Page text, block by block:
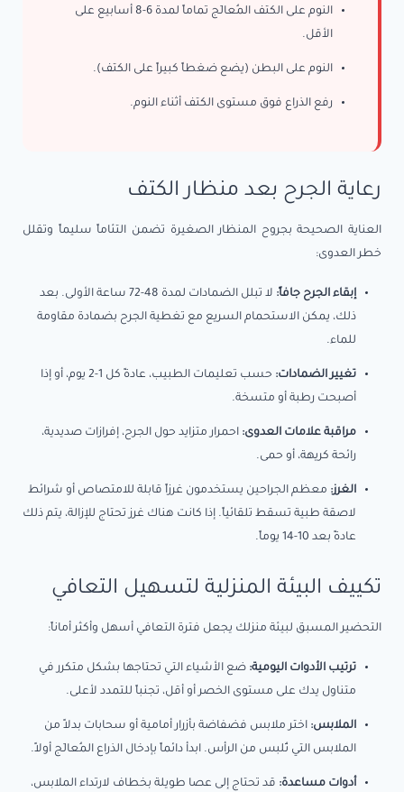
النوم على الكتف المُعالَج تماماً لمدة 6-8 أسابيع على
الأقل.
النوم على البطن (يضع ضغطاً كبيراً على الكتف).
رفع الذراع فوق مستوى الكتف أثناء النوم.
رعاية الجرح بعد منظار الكتف
العناية الصحيحة بجروح المنظار الصغيرة تضمن التئاماً سليماً وتقلل
خطر العدوى:
إبقاء الجرح جافاً:
لا تبلل الضمادات لمدة 48-72 ساعة الأولى. بعد
ذلك، يمكن الاستحمام السريع مع تغطية الجرح بضمادة مقاومة
للماء.
تغيير الضمادات:
حسب تعليمات الطبيب، عادةً كل 1-2 يوم، أو إذا
أصبحت رطبة أو متسخة.
مراقبة علامات العدوى: احمرار متزايد حول الجرح، إفرازات صديدية،
رائحة كريهة، أو حمى.
الغرز: معظم الجراحين يستخدمون غرزاً قابلة للامتصاص أو شرائط
لاصقة طبية تسقط تلقائياً. إذا كانت هناك غرز تحتاج للإزالة، يتم ذلك
عادةً بعد 10-14 يوماً.
تكييف البيئة المنزلية لتسهيل التعافي
التحضير المسبق لبيئة منزلك يجعل فترة التعافي أسهل وأكثر أماناً:
ترتيب الأدوات اليومية: ضع الأشياء التي تحتاجها بشكل متكرر في
متناول يدك على مستوى الخصر أو أقل، تجنباً للتمدد لأعلى.
الملابس: اختر ملابس فضفاضة بأزرار أمامية أو سحابات بدلاً من
الملابس التي تُلبس من الرأس. ابدأ دائماً بإدخال الذراع المُعالَج أولاً.
أدوات مساعدة: قد تحتاج إلى عصا طويلة بخطاف لارتداء الملابس،